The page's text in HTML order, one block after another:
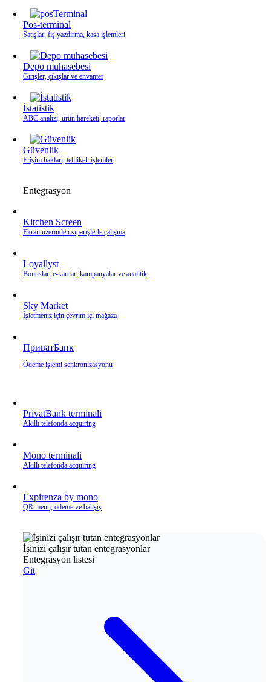
Pos-terminal
Satışlar, fiş yazdırma, kasa işlemleri
Depo muhasebesi
Girişler, çıkışlar ve envanter
İstatistik
ABC analizi, ürün hareketi, raporlar
Güvenlik
Erişim hakları, tehlikeli işlemler
Entegrasyon
Kitchen Screen
Ekran üzerinden siparişlerle çalışma
Loyallyst
Bonuslar, e‑kartlar, kampanyalar ve analitik
Sky Market
İşletmeniz için çevrim içi mağaza
ПриватБанк
Ödeme işlemi senkronizasyonu
PrivatBank terminali
Akıllı telefonda acquiring
Mono terminali
Akıllı telefonda acquiring
Expirenza by mono
QR menü, ödeme ve bahşiş
İşinizi çalışır tutan entegrasyonlar
Entegrasyon listesi
Git